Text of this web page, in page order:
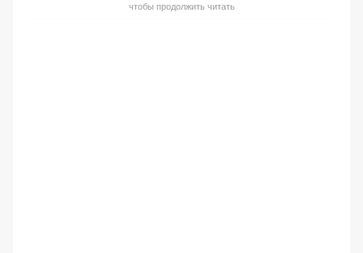
чтобы продолжить читать